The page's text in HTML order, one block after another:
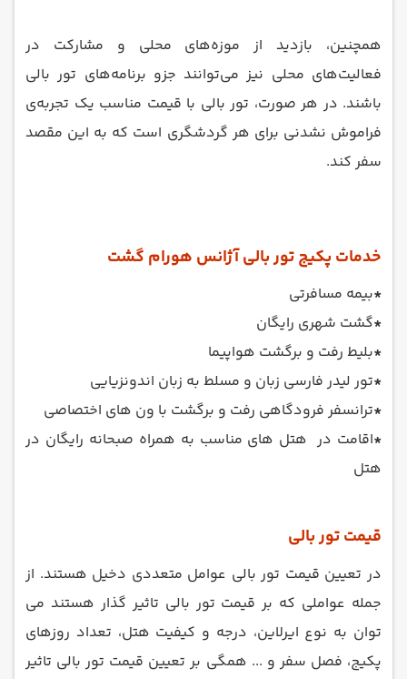
همچنین، بازدید از موزه‌های محلی و مشارکت در
فعالیت‌های محلی نیز می‌توانند جزو برنامه‌های تور بالی
باشند. در هر صورت، تور بالی با قیمت مناسب یک تجربه‌ی
فراموش نشدنی برای هر گردشگری است که به این مقصد
سفر کند.
خدمات پکیج تور بالی آژانس هورام گشت
*بیمه مسافرتی
*گشت شهری رایگان
*بلیط رفت و برگشت هواپیما
*تور لیدر فارسی زبان و مسلط به زبان اندونزیایی
*ترانسفر فرودگاهی رفت و برگشت با ون های اختصاصی
*اقامت در هتل های مناسب به همراه صبحانه رایگان در
هتل
قیمت تور بالی
در تعیین قیمت تور بالی عوامل متعددی دخیل هستند. از
جمله عواملی که بر قیمت تور بالی تاثیر گذار هستند می
توان به نوع ایرلاین، درجه و کیفیت هتل، تعداد روزهای
پکیج، فصل سفر و ... همگی بر تعیین قیمت تور بالی تاثیر